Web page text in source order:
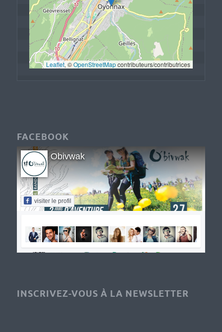
Leaflet, © OpenStreetMap contributeurs/contributrices
FACEBOOK
Obivwak
visiter le profil
INSCRIVEZ-VOUS À LA NEWSLETTER